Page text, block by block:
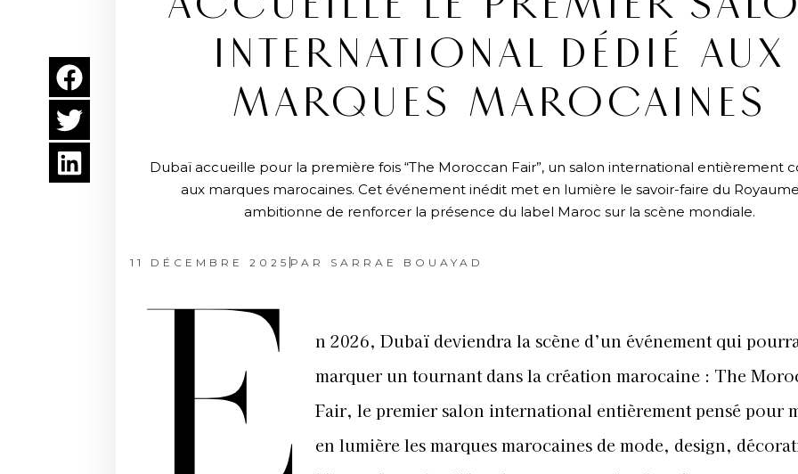
INTERNATIONAL DÉDIÉ AUX
MARQUES MAROCAINES
Dubaï accueille pour la première fois “The Moroccan Fair”, un salon international entièrement
aux marques marocaines. Cet événement inédit met en lumière le savoir-faire du
ambitionne de renforcer la présence du label Maroc sur la scène mondiale.
11 DÉCEMBRE 2025 PAR SARRAE BOUAYAD
E
n 2026, Dubaï deviendra la scène d’un événement qui
marquer un tournant dans la création marocaine : The
Fair, le premier salon international entièrement pensé pour
en lumière les marques marocaines de mode, design,